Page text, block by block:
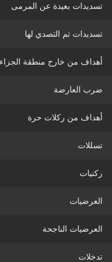
تسديدات بعيدة عن المرمى
تسديدات تم التصدي لها
أهداف من خارج منطقة الجزاء
ضرب العارضة
أهداف من ركلات حرة
تسللات
ركنيات
العرضيات
العرضيات الناجحة
تدخلات